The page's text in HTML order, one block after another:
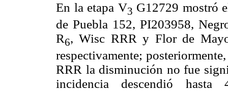
En la etapa V3 G12729 mostró
de Puebla 152, PI203958,
R6, Wisc RRR y Flor de
respectivamente;
RRR la disminución no fue
incidencia descendió